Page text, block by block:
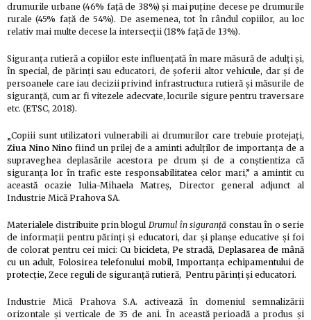
drumurile urbane (46% față de 38%) și mai puține decese pe drumurile
rurale (45% față de 54%). De asemenea, tot în rândul copiilor, au loc
relativ mai multe decese la intersecții (18% față de 13%).
Siguranța rutieră a copiilor este influențată în mare măsură de adulți și,
în special, de părinți sau educatori, de șoferii altor vehicule, dar și de
persoanele care iau decizii privind infrastructura rutieră și măsurile de
siguranță, cum ar fi vitezele adecvate, locurile sigure pentru traversare
etc. (ETSC, 2018).
„Copiii sunt utilizatori vulnerabili ai drumurilor care trebuie protejați,
Ziua Nino Ninofiind un prilej de a aminti adulților de importanța de a
supraveghea deplasările acestora pe drum și de a conștientiza că
siguranța lor în trafic este responsabilitatea celor mari,” a amintit cu
această ocazie Iulia-Mihaela Matreș, Director general adjunct al
Industrie Mică Prahova SA.
Materialele distribuite prin blogul Drumul în siguranță constau în o serie
de informații pentru părinți și educatori, dar și planșe educative și foi
de colorat pentru cei mici:Cu bicicleta, Pe stradă, Deplasarea de mână
cu un adult, Folosirea telefonului mobil, Importanța echipamentului de
protecție, Zece reguli de siguranță rutieră, Pentru părinți și educatori.
Industrie Mică Prahova S.A. activează în domeniul semnalizării
orizontale și verticale de 35 de ani. În această perioadă a produs și